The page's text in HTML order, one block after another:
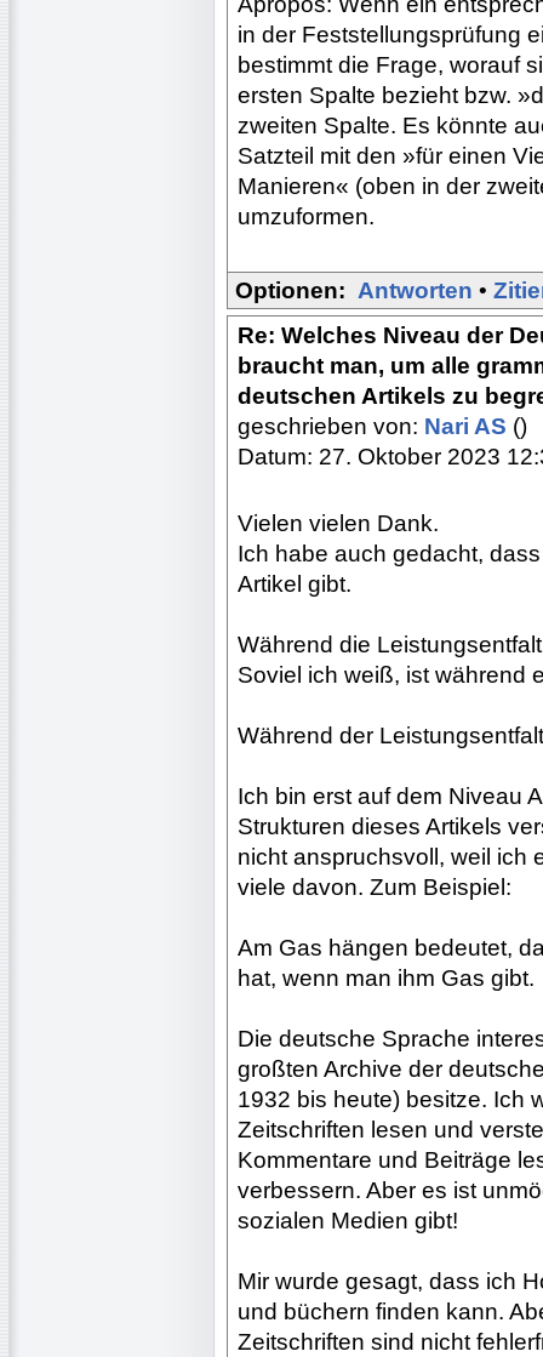
in der Feststellungsprüfung
bestimmt die Frage, worauf
ersten Spalte bezieht bzw.
zweiten Spalte. Es könnte
Satzteil mit den »für einen
Manieren« (oben in der
umzuformen.
Optionen: Antworten •
Re: Welches Niveau der
braucht man, um alle
deutschen Artikels zu
geschrieben von: Nari AS ()
Datum: 27. Oktober 2023
Vielen vielen Dank.
Ich habe auch gedacht,
Artikel gibt.
Während die
Soviel ich weiß, ist während
Während der
Ich bin erst auf dem Niveau
Strukturen dieses Artikels
nicht anspruchsvoll, weil ich
viele davon. Zum Beispiel:
Am Gas hängen bedeutet,
hat, wenn man ihm Gas gibt.
Die deutsche Sprache
großten Archive der
1932 bis heute) besitze. Ich
Zeitschriften lesen und
Kommentare und Beiträge
verbessern. Aber es ist
sozialen Medien gibt!
Mir wurde gesagt, dass ich
und büchern finden kann.
Zeitschriften sind nicht